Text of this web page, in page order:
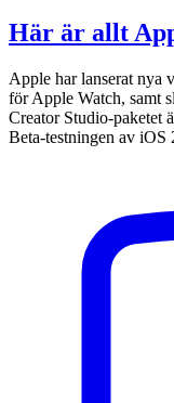
Här är allt
Apple har lanserat nya
för Apple Watch, samt
Creator Studio-paketet
Beta-testningen av iOS